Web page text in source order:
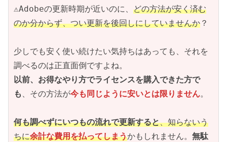
⚠Adobeの更新時期が近いのに、 どの方法が安く済む
のか分からず、つい更新を後回しにしていませんか ？
少しでも安く使い続けたい気持ちはあっても、それを
調べるのは正直面倒ですよね。
以前、お得なやり方でライセンスを購入できた方で
も 、その方法が今も同じように安いとは限りません。
何も調べずにいつもの流れで更新すると、知らないう
ちに余計な費用を払ってしまうかもしれません。 無駄